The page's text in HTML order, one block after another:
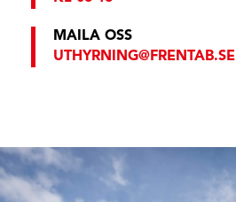
MAILA OSS
UTHYRNING@FRENTAB.SE